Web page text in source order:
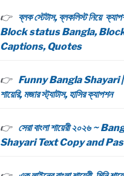
ব্লক স্টেটাস, ব্লকলিস্ট নিয়ে
Block status Bangla,
Captions, Quotes
Funny Bangla Shayari |
শায়েরি, মজার স্ট্যাটাস, হাসির ক্যাপশন
সেরা বাংলা শায়েরী ২০২৬ ~
Shayari Text Copy and